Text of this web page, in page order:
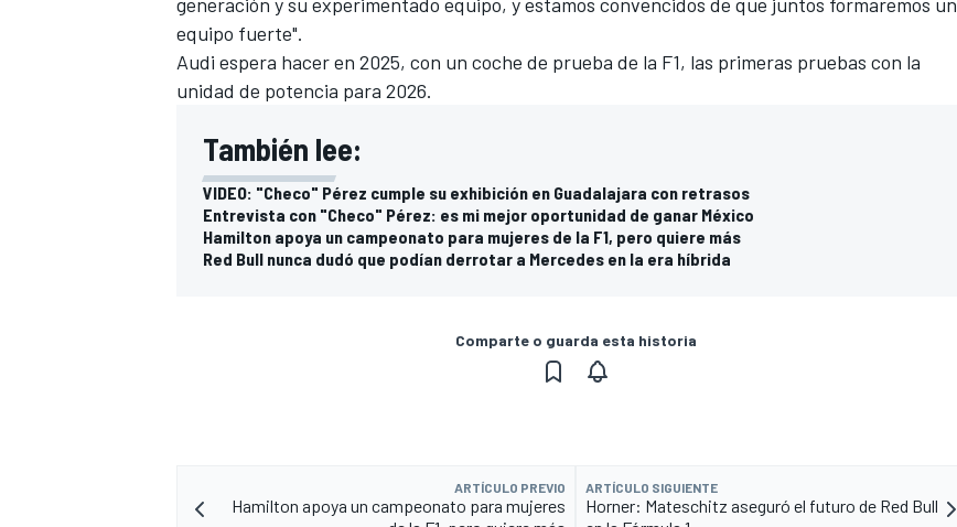
MÁS CATEGORÍAS
equipo fuerte".
Audi espera hacer en 2025, con un coche de prueba de la F1, las primeras pruebas con la
unidad de potencia para 2026.
También lee:
VIDEO: "Checo" Pérez cumple su exhibición en Guadalajara con retrasos
Entrevista con "Checo" Pérez: es mi mejor oportunidad de ganar México
Hamilton apoya un campeonato para mujeres de la F1, pero quiere más
Red Bull nunca dudó que podían derrotar a Mercedes en la era híbrida
Comparte o guarda esta historia
ARTÍCULO PREVIO
Hamilton apoya un campeonato para mujeres
ARTÍCULO SIGUIENTE
Horner: Mateschitz aseguró el futuro de Red Bull